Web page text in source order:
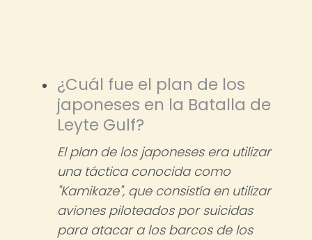
¿Cuál fue el plan de los
japoneses en la Batalla de
Leyte Gulf?
El plan de los japoneses era utilizar
una táctica conocida como
"Kamikaze", que consistía en utilizar
aviones piloteados por suicidas
para atacar a los barcos de los